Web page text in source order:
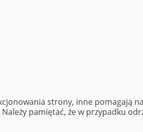
strony, inne pomagają
pamiętać, że w przypadku